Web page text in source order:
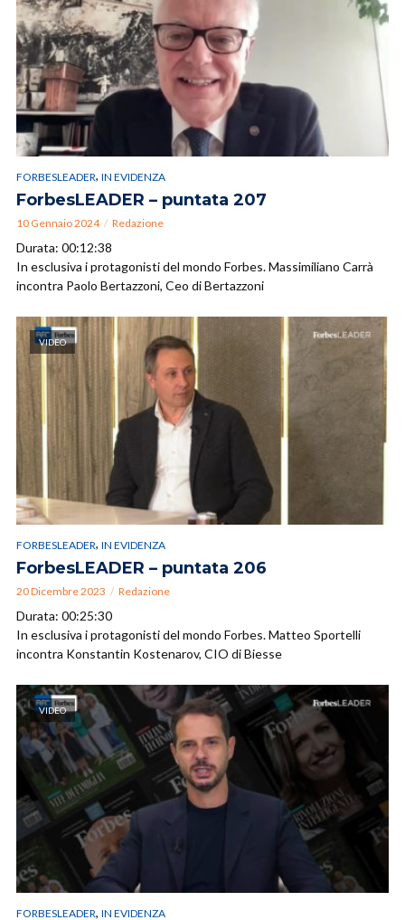
FORBESLEADER, IN EVIDENZA
ForbesLEADER – puntata 207
10 Gennaio 2024 Redazione
Durata: 00:12:38
In esclusiva i protagonisti del mondo Forbes. Massimiliano Carrà
incontra Paolo Bertazzoni, Ceo di Bertazzoni
VIDEO
FORBESLEADER, IN EVIDENZA
ForbesLEADER – puntata 206
20 Dicembre 2023 Redazione
Durata: 00:25:30
In esclusiva i protagonisti del mondo Forbes. Matteo Sportelli
incontra Konstantin Kostenarov, CIO di Biesse
VIDEO
FORBESLEADER, IN EVIDENZA